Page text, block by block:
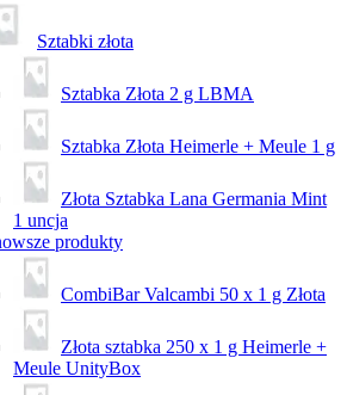
Sztabki złota
Sztabka Złota 2 g LBMA
Sztabka Złota Heimerle + Meule 1 g
Złota Sztabka Lana Germania Mint
1 uncja
produkty
CombiBar Valcambi 50 x 1 g Złota
Złota sztabka 250 x 1 g Heimerle +
Meule UnityBox